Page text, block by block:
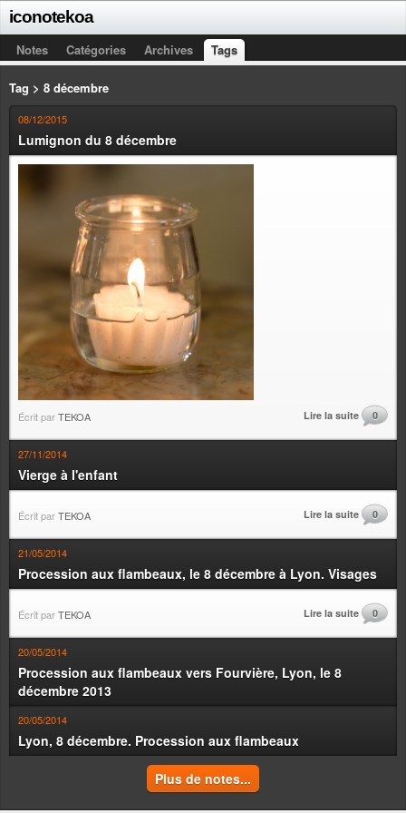
iconotekoa
Notes Catégories Archives Tags
Tag > 8 décembre
08/12/2015
Lumignon du 8 décembre
Écrit parTEKOA Lire la suite 0
27/11/2014
Vierge à l'enfant
Écrit parTEKOA Lire la suite 0
21/05/2014
Procession aux flambeaux, le 8 décembre à Lyon. Visages
Écrit parTEKOA Lire la suite 0
20/05/2014
Procession aux flambeaux vers Fourvière, Lyon, le 8
décembre 2013
20/05/2014
Lyon, 8 décembre. Procession aux flambeaux
Plus de notes...